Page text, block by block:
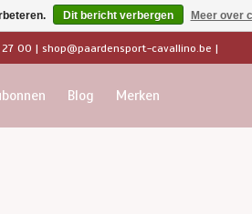
00 | shop@paardensport-cavallino.be |
Blog Merken
Dit bericht verbergen Meer over